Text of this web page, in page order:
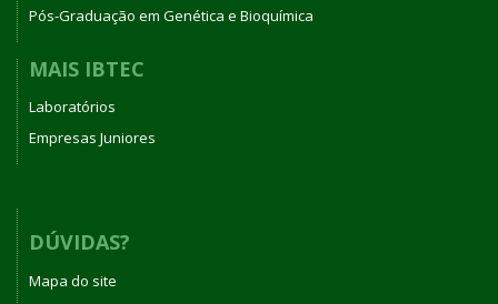
Pós-Graduação em Genética e Bioquímica
MAIS IBTEC
Laboratórios
Empresas Juniores
DÚVIDAS?
Mapa do site